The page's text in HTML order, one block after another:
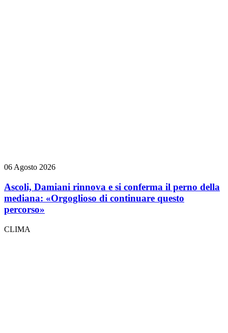
06 Agosto 2026
Ascoli, Damiani rinnova e si conferma il perno della
mediana: «Orgoglioso di continuare questo
percorso»
CLIMA